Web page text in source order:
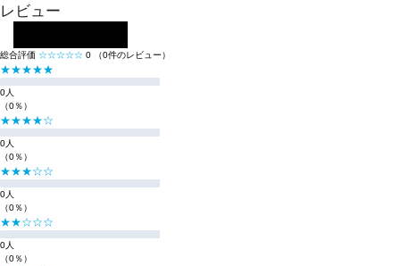
レビュー
総合評価 ☆☆☆☆☆ 0 （0件のレビュー）
★★★★★
0人
（0％）
★★★★☆
0人
（0％）
★★★☆☆
0人
（0％）
★★☆☆☆
0人
（0％）